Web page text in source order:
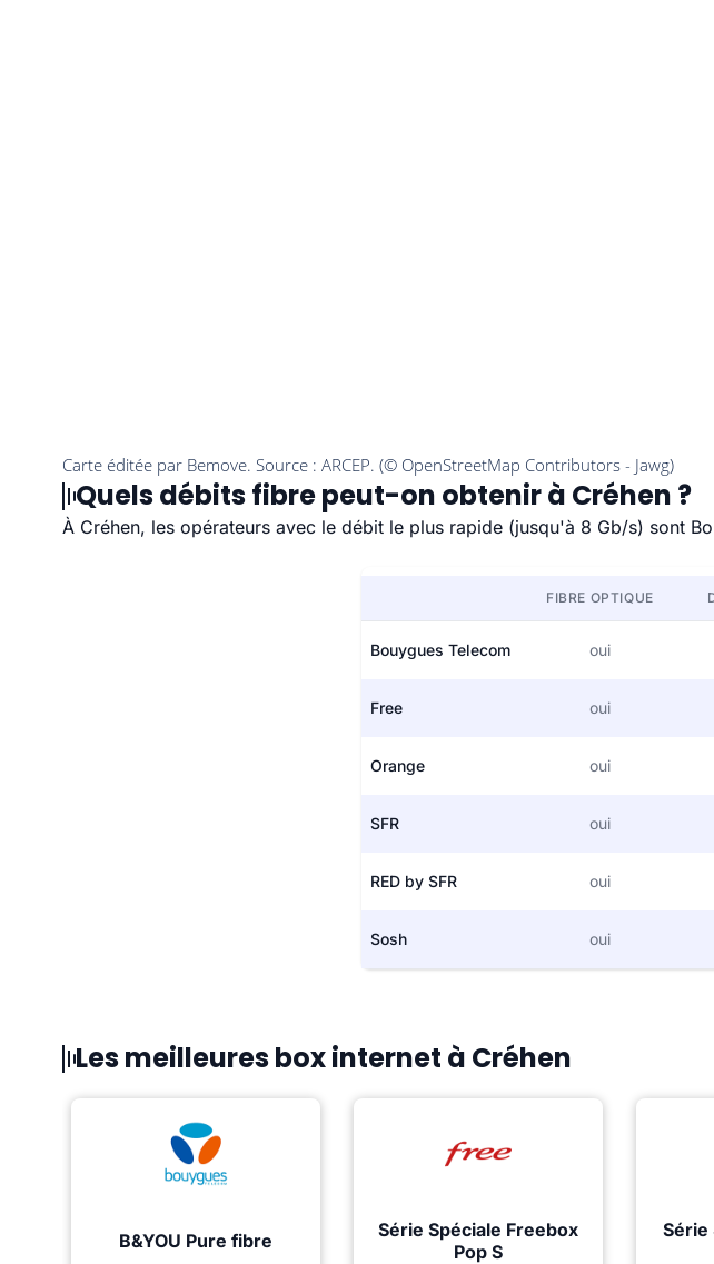
Quels débits fibre peut-on obtenir à Créhen ?
À Créhen, les opérateurs avec le débit le plus rapide (jusqu'à 8 Gb/s) sont
FIBRE OPTIQUE
Bouygues Telecom oui
Free oui
Orange oui
SFR oui
RED by SFR oui
Sosh oui
Les meilleures box internet à Créhen
B&YOU Pure fibre
Série Spéciale Freebox
Pop S
Série